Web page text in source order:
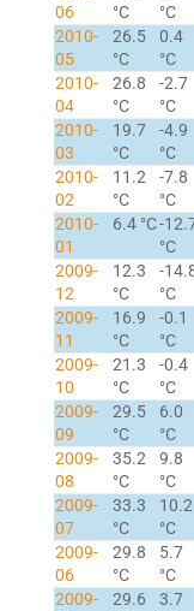
06
°C
°C
2010-
05
26.5
°C
0.4
°C
2010-
04
26.8
°C
-2.7
°C
2010-
03
19.7
°C
-4.9
°C
2010-
02
11.2
°C
-7.8
°C
2010-
01
6.4 °C-
°C
2009-
12
12.3
°C
-
°C
2009-
11
16.9
°C
-0.1
°C
2009-
10
21.3
°C
-0.4
°C
2009-
09
29.5
°C
6.0
°C
2009-
08
35.2
°C
9.8
°C
2009-
07
33.3
°C
10.2
°C
2009-
06
29.8
°C
5.7
°C
2009-
29.6
3.7